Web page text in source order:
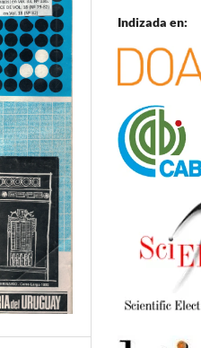
Indizada en: